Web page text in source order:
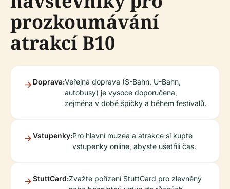
prozkoumávání
atrakcí B10
Doprava:Veřejná doprava (S-Bahn, U-Bahn,
autobusy) je vysoce doporučena,
zejména v době špičky a během festivalů.
Vstupenky:Pro hlavní muzea a atrakce si kupte
vstupenky online, abyste ušetřili čas.
StuttCard:Zvažte pořízení StuttCard pro zlevněný